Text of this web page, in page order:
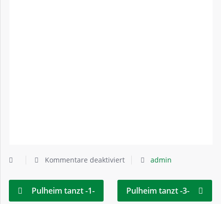
Kommentare deaktiviert admin
Pulheim tanzt -1- Pulheim tanzt -3-